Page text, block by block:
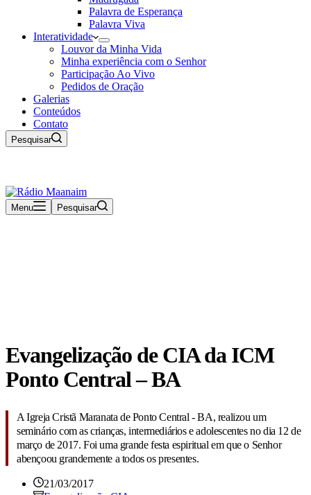
Palavra de Esperança
Palavra Viva
Interatividade
Louvor da Minha Vida
Minha experiência com o Senhor
Participação Ao Vivo
Pedidos de Oração
Galerias
Conteúdos
Contato
Pesquisar
Menu
Pesquisar
Evangelização de CIA da ICM
Ponto Central – BA
A Igreja Cristã Maranata de Ponto Central - BA, realizou um
seminário com as crianças, intermediários e adolescentes no dia 12 de
março de 2017. Foi uma grande festa espiritual em que o Senhor
abençoou grandemente a todos os presentes.
21/03/2017